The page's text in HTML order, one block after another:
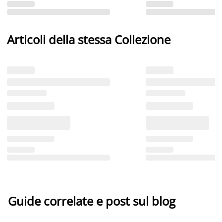
Articoli della stessa Collezione
Guide correlate e post sul blog